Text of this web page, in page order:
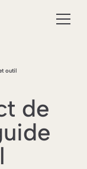
outil
de